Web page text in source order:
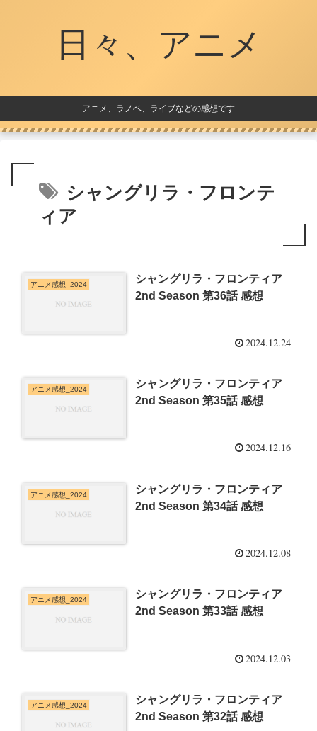
日々、アニメ
アニメ、ラノベ、ライブなどの感想です
シャングリラ・フロンテ
ィア
アニメ感想_2024
シャングリラ・フロンティア
2nd Season 第36話 感想
2024.12.24
アニメ感想_2024
シャングリラ・フロンティア
2nd Season 第35話 感想
2024.12.16
アニメ感想_2024
シャングリラ・フロンティア
2nd Season 第34話 感想
2024.12.08
アニメ感想_2024
シャングリラ・フロンティア
2nd Season 第33話 感想
2024.12.03
アニメ感想_2024
シャングリラ・フロンティア
2nd Season 第32話 感想